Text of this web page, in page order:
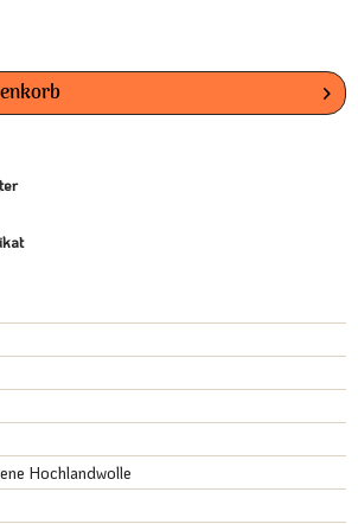
Hochlandwolle